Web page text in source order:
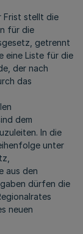
Frist stellt die
für die
getrennt
eine Liste für die
der nach
das
dem
In die
unter
aus den
dürfen die
neuen